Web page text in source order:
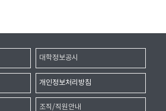
대학정보공시
개인정보처리방침
조직/직원안내